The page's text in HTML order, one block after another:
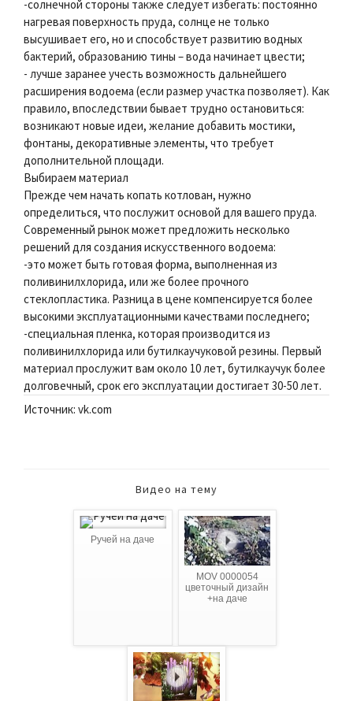
-солнечной стороны также следует избегать: постоянно
нагревая поверхность пруда, солнце не только
высушивает его, но и способствует развитию водных
бактерий, образованию тины – вода начинает цвести;
- лучше заранее учесть возможность дальнейшего
расширения водоема (если размер участка позволяет). Как
правило, впоследствии бывает трудно остановиться:
возникают новые идеи, желание добавить мостики,
фонтаны, декоративные элементы, что требует
дополнительной площади.
Выбираем материал
Прежде чем начать копать котлован, нужно
определиться, что послужит основой для вашего пруда.
Современный рынок может предложить несколько
решений для создания искусственного водоема:
-это может быть готовая форма, выполненная из
поливинилхлорида, или же более прочного
стеклопластика. Разница в цене компенсируется более
высокими эксплуатационными качествами последнего;
-специальная пленка, которая производится из
поливинилхлорида или бутилкаучуковой резины. Первый
материал прослужит вам около 10 лет, бутилкаучук более
долговечный, срок его эксплуатации достигает 30-50 лет.
Источник: vk.com
Видео на тему
Ручей на даче
MOV 0000054
цветочный дизайн
+на даче